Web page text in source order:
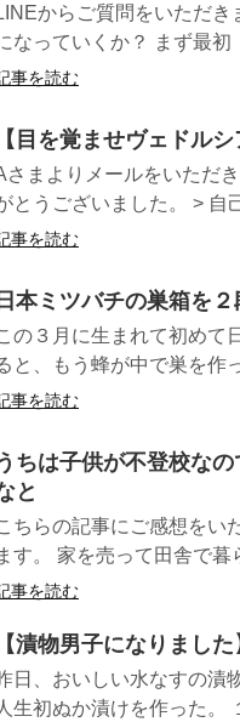
からご質問をいただ
なっていくか？ まず最
事を読む
【目を覚ませヴェドル
さまよりメールをいただ
とうございました。 > 自
事を読む
日本ミツバチの巣箱を
の３月に生まれて初めて
と、もう蜂が中で巣を作
事を読む
ちは子供が不登校な
と
ちらの記事にご感想をい
す。 家を売って田舎で
事を読む
【漬物男子になりまし
日、おいしい水なすの漬
人生初ぬか漬けを作った。